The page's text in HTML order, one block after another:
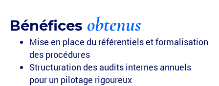
Bénéfices obtenus
Mise en place du référentiels et formalisation
des procédures
Structuration des audits internes annuels
pour un pilotage rigoureux